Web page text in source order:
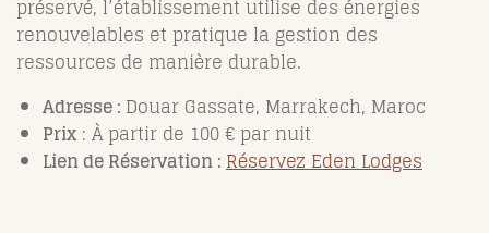
préservé, l’établissement utilise des énergies
renouvelables et pratique la gestion des
ressources de manière durable.
Adresse : Douar Gassate, Marrakech, Maroc
Prix : À partir de 100 € par nuit
Lien de Réservation :Réservez Eden Lodges